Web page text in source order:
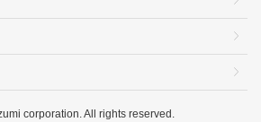
corporation. All rights reserved.